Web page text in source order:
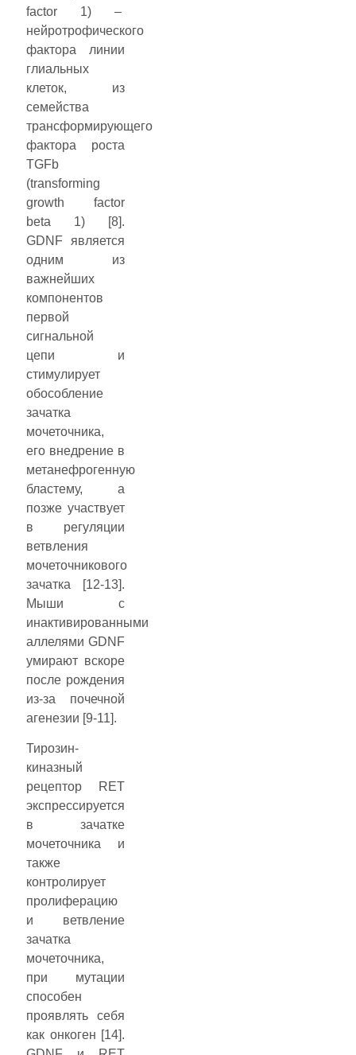
factor 1) –
нейротрофического
фактора линии
глиальных
клеток, из
семейства
трансформирующего
фактора роста
TGFb
(transforming
growth factor
beta 1) [8].
GDNF является
одним из
важнейших
компонентов
первой
сигнальной
цепи и
стимулирует
обособление
зачатка
мочеточника,
его внедрение в
метанефрогенную
бластему, а
позже участвует
в регуляции
ветвления
мочеточникового
зачатка [12-13].
Мыши с
инактивированными
аллелями GDNF
умирают вскоре
после рождения
из-за почечной
агенезии [9-11].
Тирозин-
киназный
рецептор RET
экспрессируется
в зачатке
мочеточника и
также
контролирует
пролиферацию
и ветвление
зачатка
мочеточника,
при мутации
способен
проявлять себя
как онкоген [14].